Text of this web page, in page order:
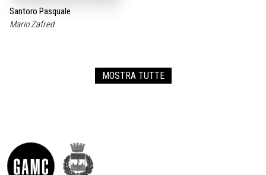
Santoro Pasquale
Mario Zafred
MOSTRA TUTTE